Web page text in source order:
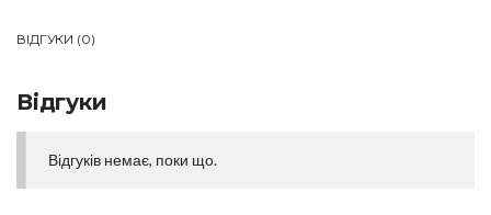
0
u
a
n
ВІДГУКИ (0)
Відгуки
Відгуків немає, поки що.